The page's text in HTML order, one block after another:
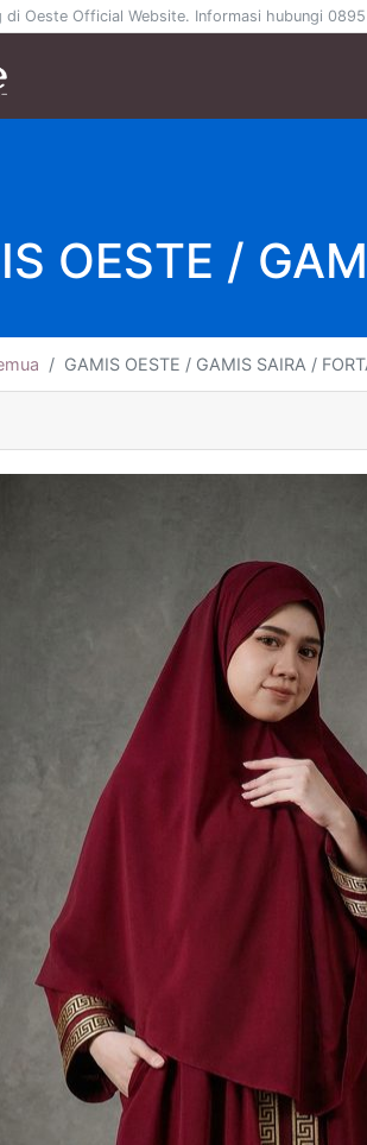
di Oeste Official Website. Informasi hubungi
OESTE /
GAMIS OESTE / GAMIS SAIRA /